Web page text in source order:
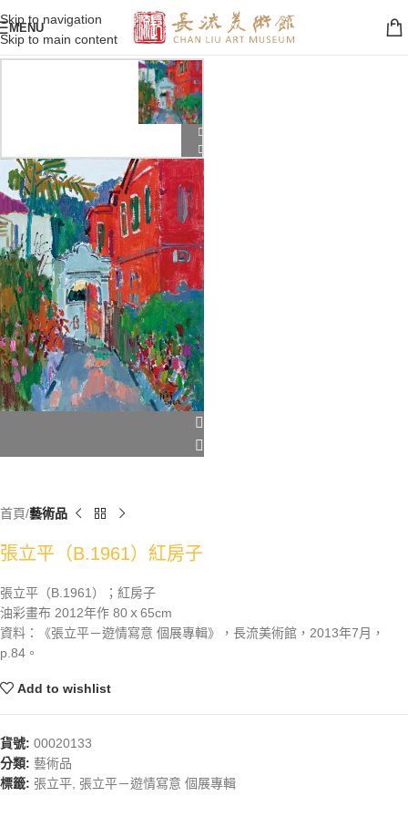
Skip to navigation
Skip to main content
MENU
首頁 藝術品
張立平（B.1961）紅房子
張立平（B.1961）；紅房子
油彩畫布 2012年作 80ｘ65cm
資料：《張立平－遊情寫意 個展專輯》，長流美術館，2013年7月，
p.84。
Add to wishlist
貨號: 00020133
分類: 藝術品
標籤: 張立平, 張立平－遊情寫意 個展專輯